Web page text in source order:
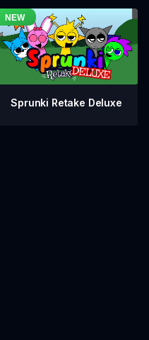
Sprunki Retake Deluxe